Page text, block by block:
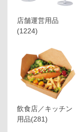
店舗運営用品
(1224)
飲食店／キッチン
用品(281)